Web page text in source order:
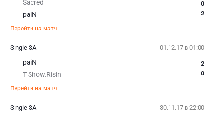
Sacred
paiN
0
2
Перейти на матч
01.12.17 в 01:00
paiN
T Show.Risin
2
0
Перейти на матч
Single SA
30.11.17 в 22:00
Single SA